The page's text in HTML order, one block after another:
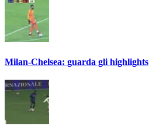
Milan-Chelsea: guarda gli highlights